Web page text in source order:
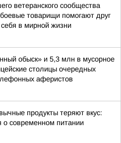
ветеранского сообщества
товарищи помогают друг
себя в мирной жизни
обыск» и 5,3 млн в мусорное
столицы очередных
аферистов
продукты теряют вкус:
о современном питании